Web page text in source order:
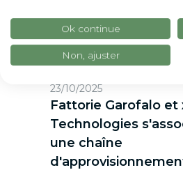
23/10/2025
Fattorie Garofalo et
Technologies
une chaîne
Ok continue
Non, ajuster